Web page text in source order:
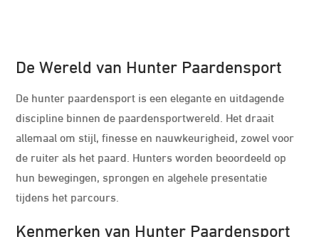
De Wereld van Hunter Paardensport
De hunter paardensport is een elegante en uitdagende
discipline binnen de paardensportwereld. Het draait
allemaal om stijl, finesse en nauwkeurigheid, zowel voor
de ruiter als het paard. Hunters worden beoordeeld op
hun bewegingen, sprongen en algehele presentatie
tijdens het parcours.
Kenmerken van Hunter Paardensport